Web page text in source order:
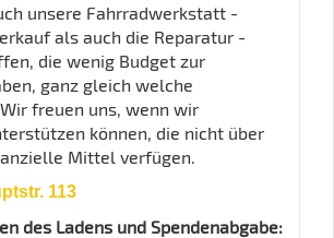
unsere Fahrradwerkstatt -
als auch die Reparatur -
die wenig Budget zur
ganz gleich welche
freuen uns, wenn wir
können, die nicht über
Mittel verfügen.
113
des Ladens und Spendenabgabe: